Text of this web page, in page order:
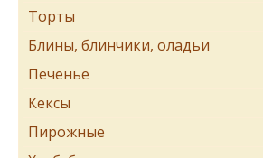
Торты
Блины, блинчики, оладьи
Печенье
Кексы
Пирожные